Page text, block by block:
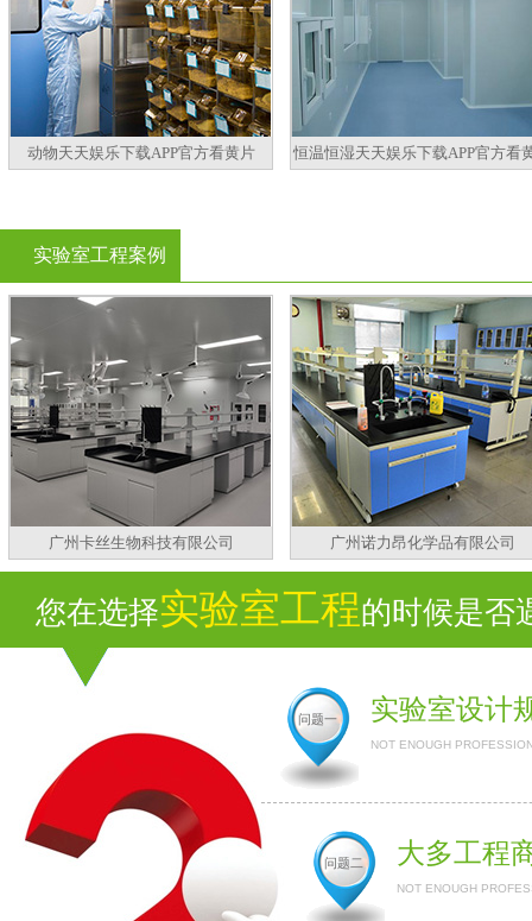
动物天天娱乐下载APP官方看黄片 恒温恒湿天天娱乐下载APP官方看
实验室工程案例
广州卡丝生物科技有限公司 广州诺力昂化学品有限公司
您在选择实验室工程的时候是否
问题一 实验室设计
NOT ENOUGH
问题二 大多工程
NOT ENOUGH